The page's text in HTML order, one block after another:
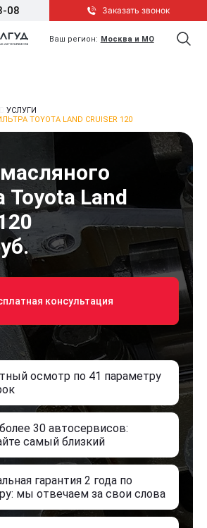
08 Заказать звонок
Ваш регион: Москва и МО
УСЛУГИ
TOYOTA LAND CRUISER 120
Toyota Land
консультация
осмотр по 41 параметру
30 автосервисов:
самый близкий
гарантия 2 года по
мы отвечаем за свои слова